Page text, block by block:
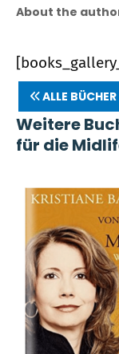
About the
ALLE BÜCHER
Weitere
für die